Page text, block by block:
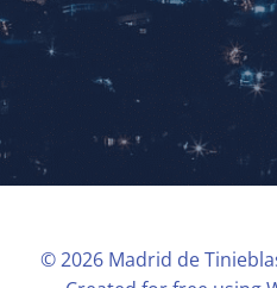
© 2026 Madrid de